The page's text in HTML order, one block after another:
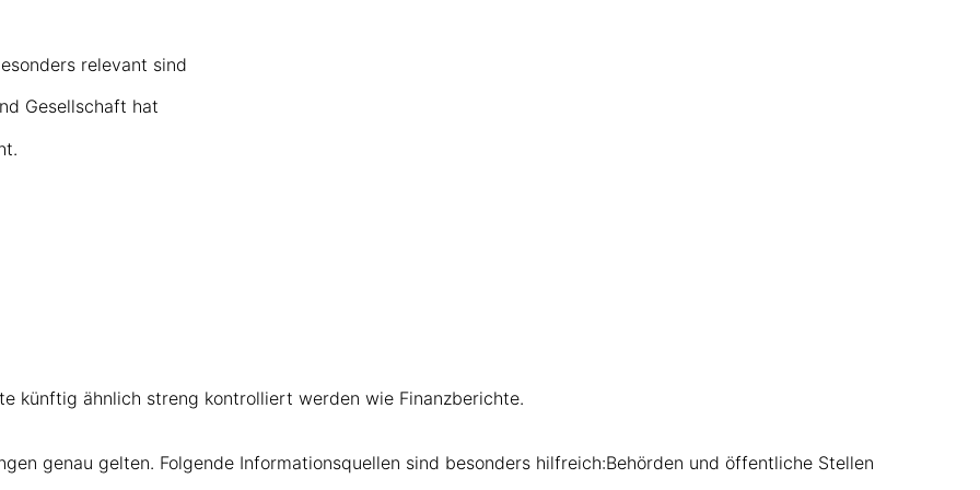
relevant sind
Gesellschaft hat
künftig ähnlich streng kontrolliert werden wie Finanzberichte.
genau gelten. Folgende Informationsquellen sind besonders hilfreich:Behörden und öffentliche Stellen